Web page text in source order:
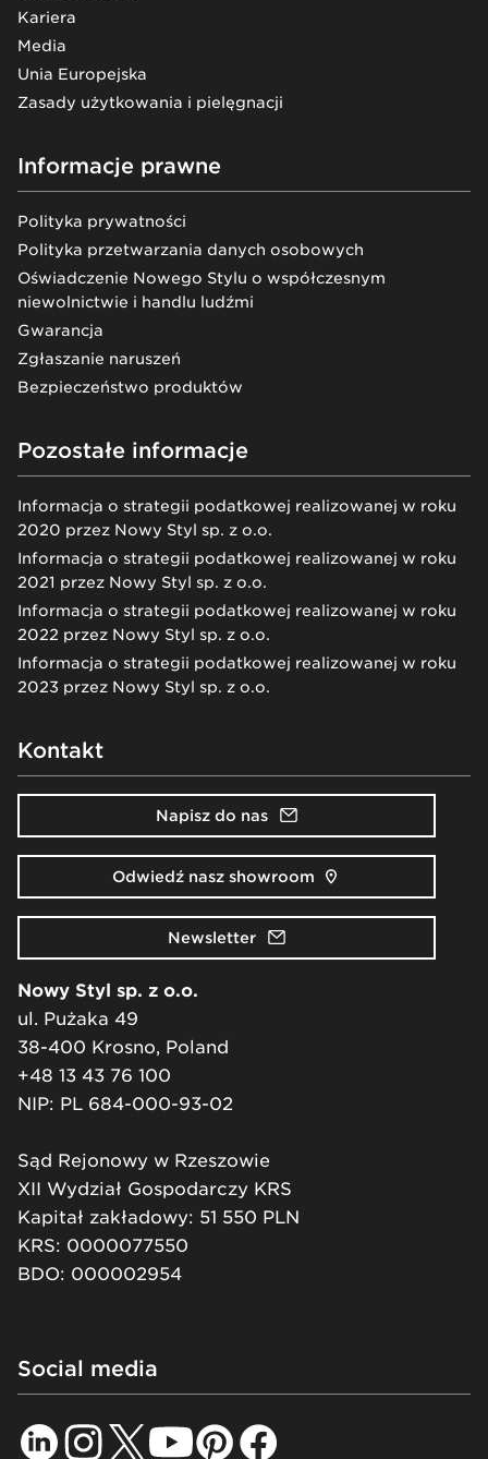
Kariera
Media
Unia Europejska
Zasady użytkowania i pielęgnacji
Informacje prawne
Polityka prywatności
Polityka przetwarzania danych osobowych
Oświadczenie Nowego Stylu o współczesnym
niewolnictwie i handlu ludźmi
Gwarancja
Zgłaszanie naruszeń
Bezpieczeństwo produktów
Pozostałe informacje
Informacja o strategii podatkowej realizowanej w roku
2020 przez Nowy Styl sp. z o.o.
Informacja o strategii podatkowej realizowanej w roku
2021 przez Nowy Styl sp. z o.o.
Informacja o strategii podatkowej realizowanej w roku
2022 przez Nowy Styl sp. z o.o.
Informacja o strategii podatkowej realizowanej w roku
2023 przez Nowy Styl sp. z o.o.
Kontakt
Napisz do nas
Odwiedź nasz showroom
Newsletter
Nowy Styl sp. z o.o.
ul. Pużaka 49
38-400 Krosno, Poland
+48 13 43 76 100
NIP: PL 684-000-93-02
Sąd Rejonowy w Rzeszowie
XII Wydział Gospodarczy KRS
Kapitał zakładowy: 51 550 PLN
KRS: 0000077550
BDO: 000002954
Social media